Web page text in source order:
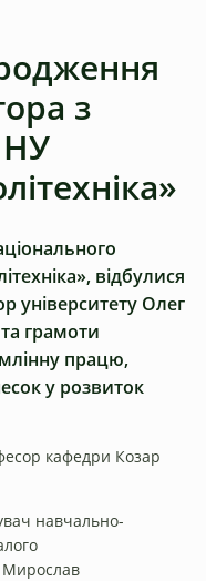
з
НУ
відбулися
університету Олег
грамоти
працю,
у розвиток
кафедри Козар
навчально-
Мирослав